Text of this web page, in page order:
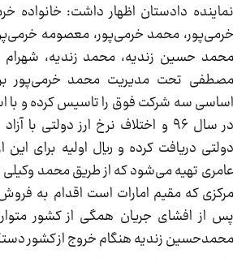
نماینده دادستان اظهار داشت: خانواده
خرمی‌پور، محمد خرمی‌پور، معصومه
محمد حسین زندیه، محمد زندیه، شهرام
مصطفی تحت مدیریت محمد خرمی‌پور
اساسی سه شرکت فوق را تاسیس کرده و با
دولتی دریافت کرده و ریال اولیه برای این
عامری تهیه می‌شود که از طریق محمد وکیلی
مرکزی که مقیم امارات است اقدام به
پس از افشای جریان همگی از کشور
محمدحسین زندیه هنگام خروج از کشور